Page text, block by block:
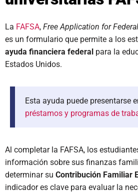
La FAFSA, Free Application for
es un formulario que permite a los
ayuda financiera federal para la
Estados Unidos.
Esta ayuda puede presentarse
préstamos y programas de
Al completar la FAFSA, los
información sobre sus finanzas
determinar su Contribución Familiar
indicador es clave para evaluar la